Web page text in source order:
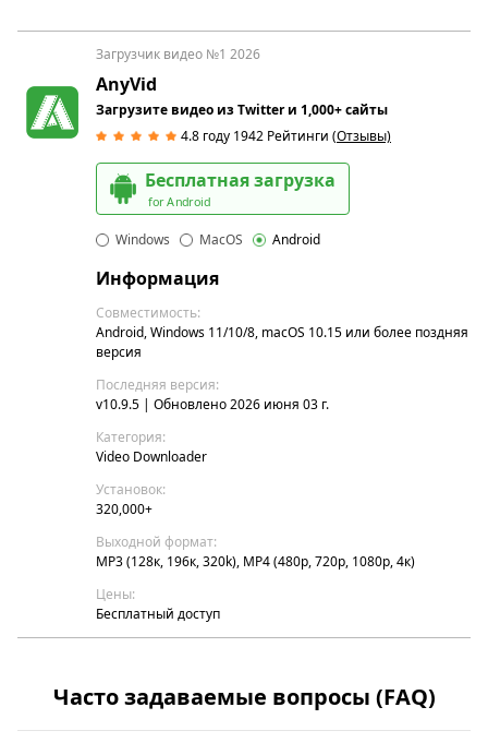
Загрузчик видео №1 2026
AnyVid
Загрузите видео из Twitter и 1,000+ сайты
4.8 году 1942 Рейтинги (Отзывы)
Бесплатная загрузка
for Android
Windows MacOS Android
Информация
Совместимость:
Android, Windows 11/10/8, macOS 10.15 или более поздняя
версия
Последняя версия:
v10.9.5 | Обновлено 2026 июня 03 г.
Категория:
Video Downloader
Установок:
320,000+
Выходной формат:
MP3 (128к, 196к, 320k), MP4 (480p, 720p, 1080p, 4к)
Цены:
Бесплатный доступ
Часто задаваемые вопросы (FAQ)